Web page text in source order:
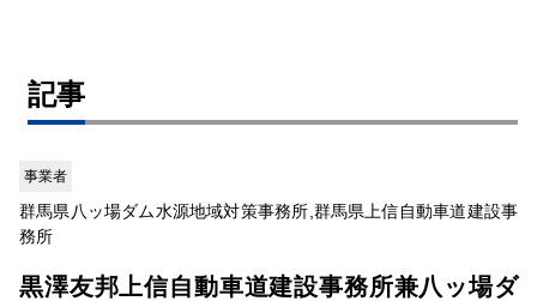
記事
事業者
群馬県八ッ場ダム水源地域対策事務所,群馬県上信自動車道建設事
務所
黒澤友邦上信自動車道建設事務所兼八ッ場ダ